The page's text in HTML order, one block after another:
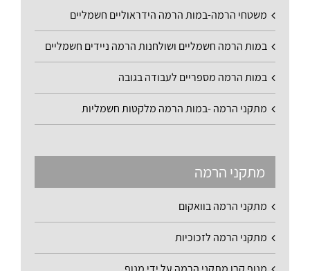
משטחי הרמה-במות הרמה הידראוליים חשמליים
במות הרמה חשמליים ושולחנות הרמה ניידים חשמליים
במות הרמה מספריים לעבודה בגובה
מתקני הרמה -במות הרמה מלקטות חשמליות
מתקני הרמה
מתקני הרמה בוואקום
מתקני הרמה לזכוכיות